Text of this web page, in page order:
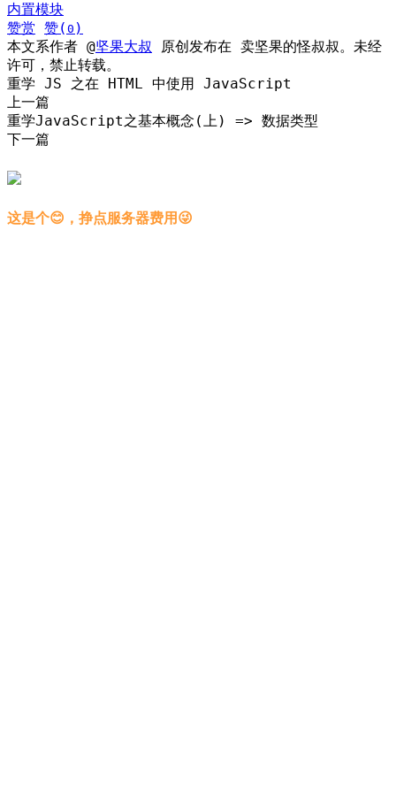
内置模块
赞赏 赞( 0 )
本文系作者 @坚果大叔 原创发布在 卖坚果的怪叔叔。未经
许可，禁止转载。
重学 JS 之在 HTML 中使用 JavaScript
上一篇
重学JavaScript之基本概念(上) => 数据类型
下一篇
这是个😊，挣点服务器费用😜